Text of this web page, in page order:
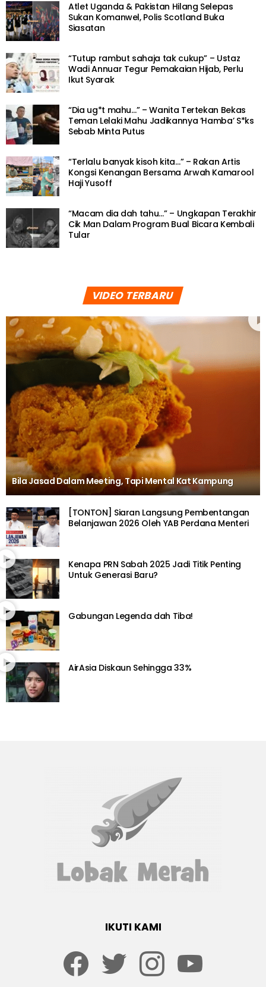
Atlet Uganda & Pakistan Hilang Selepas
Sukan Komanwel, Polis Scotland Buka
Siasatan
“Tutup rambut sahaja tak cukup” – Ustaz
Wadi Annuar Tegur Pemakaian Hijab, Perlu
Ikut Syarak
“Dia ug*t mahu…” – Wanita Tertekan Bekas
Teman Lelaki Mahu Jadikannya ‘Hamba’ S*ks
Sebab Minta Putus
“Terlalu banyak kisoh kita…” – Rakan Artis
Kongsi Kenangan Bersama Arwah Kamarool
Haji Yusoff
“Macam dia dah tahu…” – Ungkapan Terakhir
Cik Man Dalam Program Bual Bicara Kembali
Tular
VIDEO TERBARU
Bila Jasad Dalam Meeting, Tapi Mental Kat Kampung
[TONTON] Siaran Langsung Pembentangan
Belanjawan 2026 Oleh YAB Perdana Menteri
Kenapa PRN Sabah 2025 Jadi Titik Penting
Untuk Generasi Baru?
Gabungan Legenda dah Tiba!
AirAsia Diskaun Sehingga 33%
IKUTI KAMI